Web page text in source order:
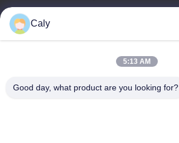
টেলিফোন
86--8619898299923
Caly
5:13 AM
Good day, what product are you looking for?